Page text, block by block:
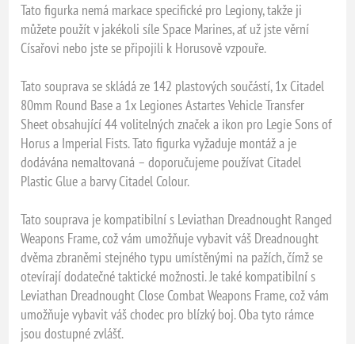
Tato figurka nemá markace specifické pro Legiony, takže ji
můžete použít v jakékoli síle Space Marines, ať už jste věrní
Císařovi nebo jste se připojili k Horusově vzpouře.
Tato souprava se skládá ze 142 plastových součástí, 1x Citadel
80mm Round Base a 1x Legiones Astartes Vehicle Transfer
Sheet obsahující 44 volitelných značek a ikon pro Legie Sons of
Horus a Imperial Fists. Tato figurka vyžaduje montáž a je
dodávána nemaltovaná – doporučujeme používat Citadel
Plastic Glue a barvy Citadel Colour.
Tato souprava je kompatibilní s Leviathan Dreadnought Ranged
Weapons Frame, což vám umožňuje vybavit váš Dreadnought
dvěma zbraněmi stejného typu umístěnými na pažích, čímž se
otevírají dodatečné taktické možnosti. Je také kompatibilní s
Leviathan Dreadnought Close Combat Weapons Frame, což vám
umožňuje vybavit váš chodec pro blízký boj. Oba tyto rámce
jsou dostupné zvlášť.